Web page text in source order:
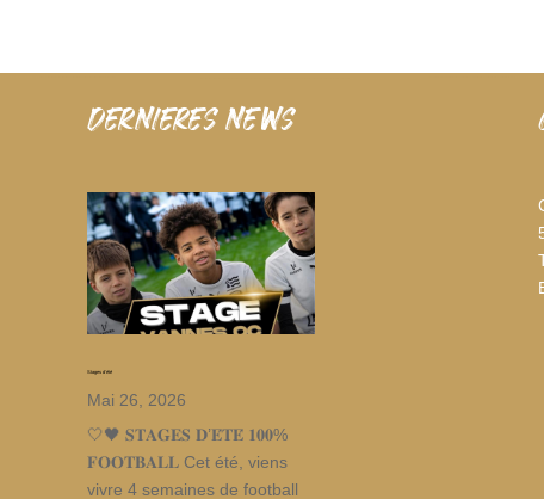
dernieres news
Stages d’été
Mai 26, 2026
🤍🖤 𝐒𝐓𝐀𝐆𝐄𝐒 𝐃’𝐄́𝐓𝐄́ 𝟏𝟎𝟎%
𝐅𝐎𝐎𝐓𝐁𝐀𝐋𝐋 Cet été, viens
vivre 4 semaines de football